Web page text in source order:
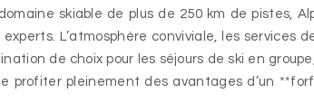
skiable de plus de 250 km de pistes,
L’atmosphère conviviale, les services
de choix pour les séjours de ski en
profiter pleinement des avantages d’un